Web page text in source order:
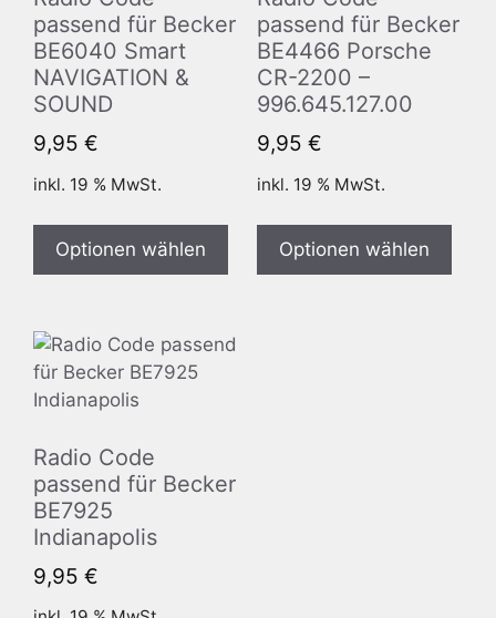
passend für Becker
BE6040 Smart
NAVIGATION &
SOUND
9,95 €
inkl. 19 % MwSt.
Optionen wählen
passend für Becker
BE4466 Porsche
CR-2200 –
996.645.127.00
9,95 €
inkl. 19 % MwSt.
Optionen wählen
Radio Code
passend für Becker
BE7925
Indianapolis
9,95 €